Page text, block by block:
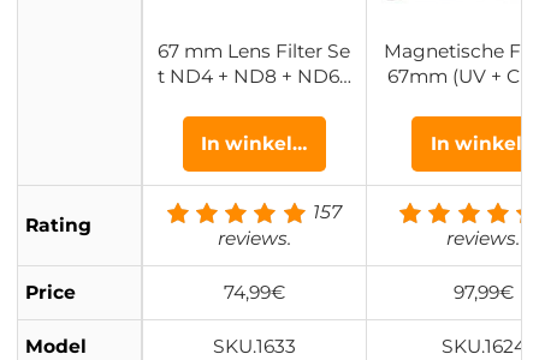
67 mm Lens Filter Se
t ND4 + ND8 + ND64
ichtheid Filter Set M
et 28 Laags Meervou
dig Gecoat HD Optis
ch Glas en 4 Delige F
ilterzak Nano Xcel Se
rie
Magnetische
67mm (UV +
Snelle
28 Lagen
ano Xcel
In winkelwagen In
Rating
157
reviews.
reviews.
Price 74,99€ 97,99€
Model SKU.1633 SKU.1624